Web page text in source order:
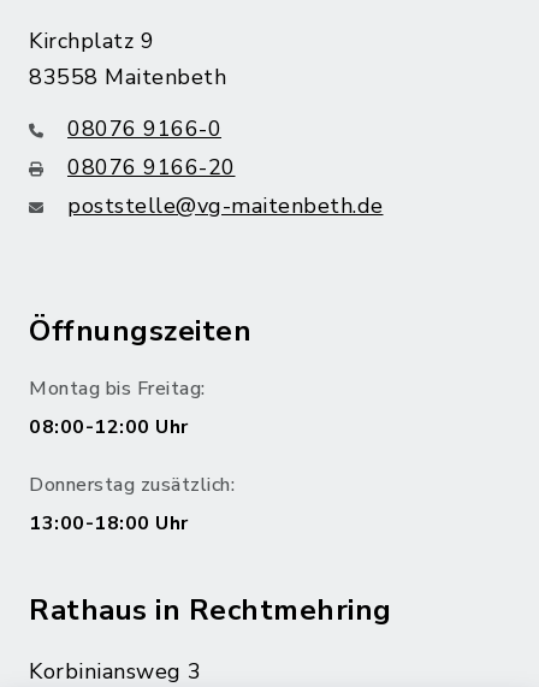
Kirchplatz 9
83558 Maitenbeth
08076 9166-0
08076 9166-20
poststelle@vg-maitenbeth.de
Öffnungszeiten
Montag bis Freitag:
08:00-12:00 Uhr
Donnerstag zusätzlich:
13:00-18:00 Uhr
Rathaus in Rechtmehring
Korbiniansweg 3